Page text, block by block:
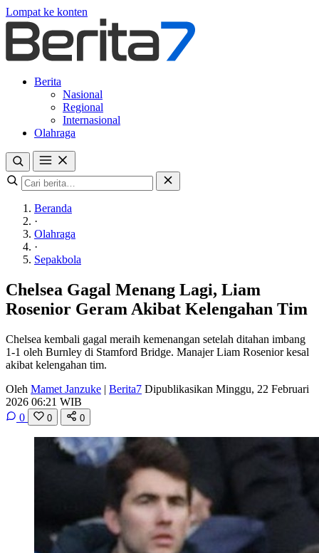
Lompat ke konten
Berita
Nasional
Regional
Internasional
Olahraga
Beranda
·
Olahraga
·
Sepakbola
Chelsea Gagal Menang Lagi, Liam
Rosenior Geram Akibat Kelengahan Tim
Chelsea kembali gagal meraih kemenangan setelah ditahan imbang
1-1 oleh Burnley di Stamford Bridge. Manajer Liam Rosenior kesal
akibat kelengahan tim.
Oleh Mamet Janzuke | Berita7 Dipublikasikan Minggu, 22 Februari
2026 06:21 WIB
0
0 0